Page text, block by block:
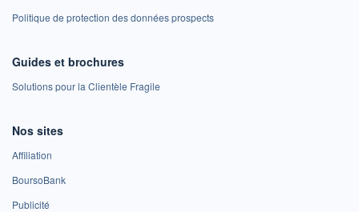
Politique de protection des données prospects
Guides et brochures
Solutions pour la Clientèle Fragile
Nos sites
Affiliation
BoursoBank
Publicité